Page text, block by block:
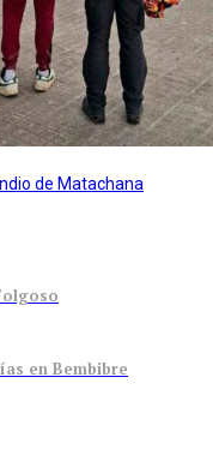
de Matachana
en Bembibre